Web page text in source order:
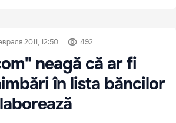
2011, 12:50 492
neagă că ar fi
în lista băncilor